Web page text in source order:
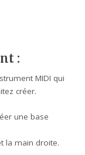
:
MIDI qui
créer.
une base
la main droite.